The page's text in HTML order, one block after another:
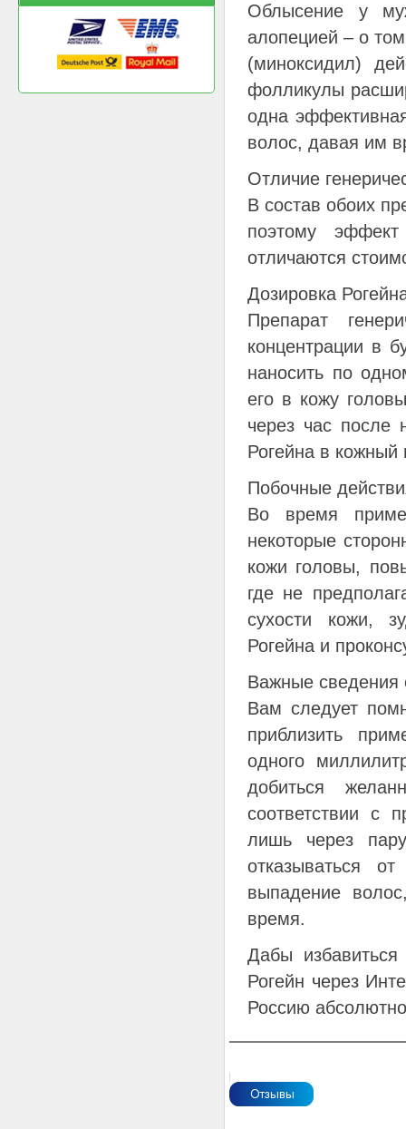
Облысение у
алопецией – о
(миноксидил)
фолликулы
одна
волос, давая им
Отличие
В состав обоих
поэтому
отличаются
Дозировка
Препарат
концентрации в
наносить по
его в кожу
через час после
Рогейна в
Побочные
Во время
некоторые
кожи головы,
где не
сухости кожи,
Рогейна и
Важные сведения
Вам следует
приблизить
одного
добиться
соответствии с
лишь через
отказываться
выпадение
время.
Дабы избавиться
Рогейн через
Россию